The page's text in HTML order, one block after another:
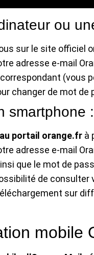
ou
sur le site officiel
adresse e-mail
(vous
changer de mot de
smartphone :
portail orange.fr à
adresse e-mail
que le mot de
de consulter
sur
mobile